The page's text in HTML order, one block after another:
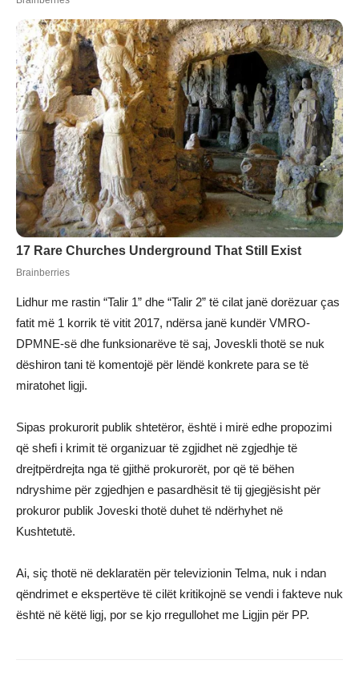
Lidhur me rastin “Talir 1” dhe “Talir 2” të cilat janë dorëzuar ças
fatit më 1 korrik të vitit 2017, ndërsa janë kundër VMRO-
DPMNE-së dhe funksionarëve të saj, Joveskli thotë se nuk
dëshiron tani të komentojë për lëndë konkrete para se të
miratohet ligji.
Sipas prokurorit publik shtetëror, është i mirë edhe propozimi
që shefi i krimit të organizuar të zgjidhet në zgjedhje të
drejtpërdrejta nga të gjithë prokurorët, por që të bëhen
ndryshime për zgjedhjen e pasardhësit të tij gjegjësisht për
prokuror publik Joveski thotë duhet të ndërhyhet në
Kushtetutë.
Ai, siç thotë në deklaratën për televizionin Telma, nuk i ndan
qëndrimet e ekspertëve të cilët kritikojnë se vendi i fakteve nuk
është në këtë ligj, por se kjo rregullohet me Ligjin për PP.